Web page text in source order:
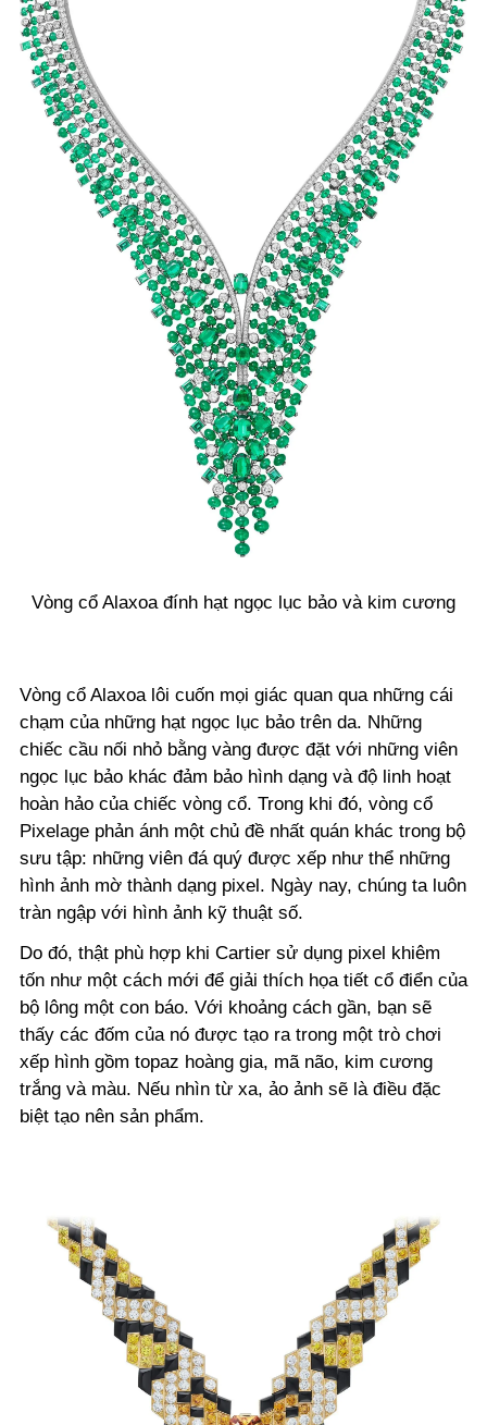
Vòng cổ Alaxoa đính hạt ngọc lục bảo và kim cương
Vòng cổ Alaxoa lôi cuốn mọi giác quan qua những cái
chạm của những hạt ngọc lục bảo trên da. Những
chiếc cầu nối nhỏ bằng vàng được đặt với những viên
ngọc lục bảo khác đảm bảo hình dạng và độ linh hoạt
hoàn hảo của chiếc vòng cổ. Trong khi đó, vòng cổ
Pixelage phản ánh một chủ đề nhất quán khác trong bộ
sưu tập: những viên đá quý được xếp như thể những
hình ảnh mờ thành dạng pixel. Ngày nay, chúng ta luôn
tràn ngập với hình ảnh kỹ thuật số.
Do đó, thật phù hợp khi Cartier sử dụng pixel khiêm
tốn như một cách mới để giải thích họa tiết cổ điển của
bộ lông một con báo. Với khoảng cách gần, bạn sẽ
thấy các đốm của nó được tạo ra trong một trò chơi
xếp hình gồm topaz hoàng gia, mã não, kim cương
trắng và màu. Nếu nhìn từ xa, ảo ảnh sẽ là điều đặc
biệt tạo nên sản phẩm.